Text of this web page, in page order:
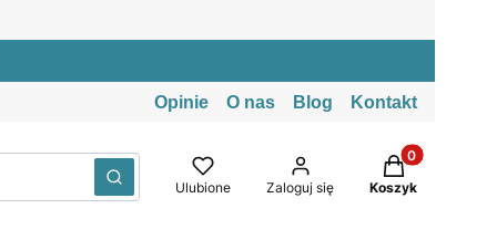
Opinie O nas Blog Kontakt
WyczyśćSzukaj Ulubione Zaloguj się
Produkty w
Koszyk